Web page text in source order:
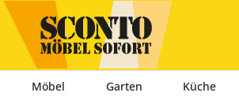
Möbel Garten Küche